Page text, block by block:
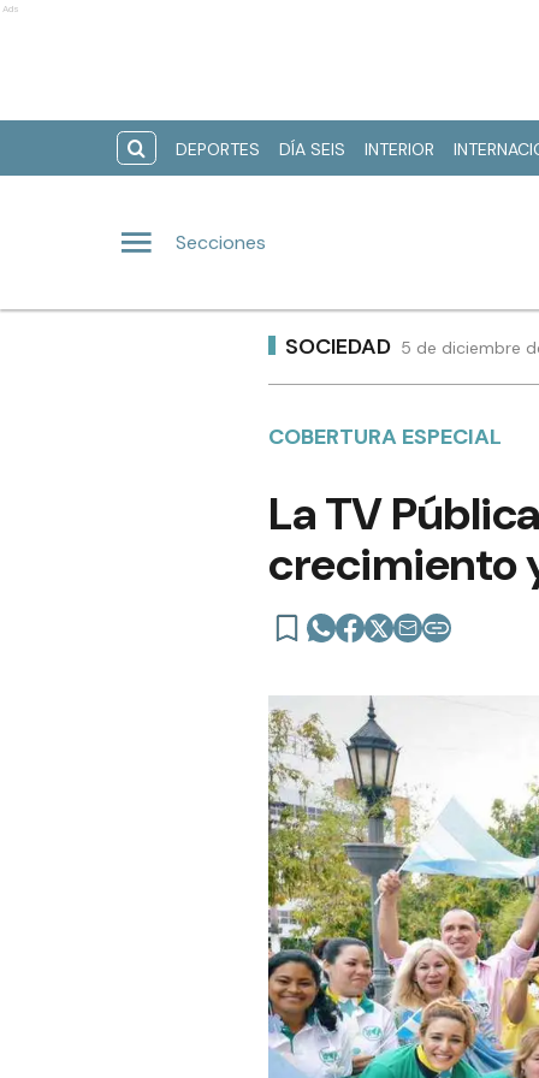
Ads
DEPORTES DÍA SEIS INTERIOR
Secciones
SOCIEDAD 5 de diciembre
COBERTURA ESPECIAL
La TV
crecimiento